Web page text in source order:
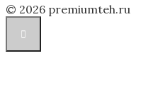
© 2026 premiumteh.ru